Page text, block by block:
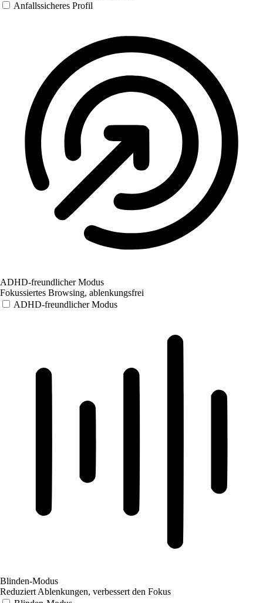
Anfallssicheres Profil
ADHD-freundlicher Modus
Fokussiertes Browsing, ablenkungsfrei
ADHD-freundlicher Modus
Blinden-Modus
Reduziert Ablenkungen, verbessert den Fokus